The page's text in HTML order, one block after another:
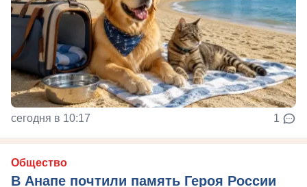
сегодня в 10:17 1
Общество
В Анапе почтили память Героя России